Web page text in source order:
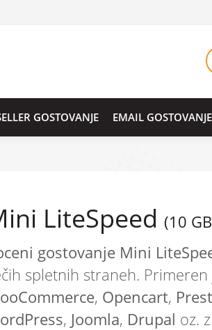
GOSTOVANJE EMAIL GOSTOVANJE
LiteSpeed (10
gostovanje Mini
spletnih straneh. Primeren
, Opencart,
, Joomla, Drupal oz.